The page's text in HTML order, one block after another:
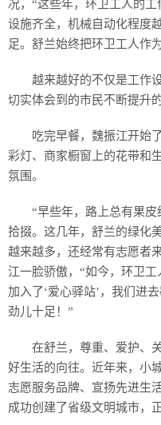
况，“这些年，环卫工人的
设施齐全，机械自动化程度
足。舒兰始终把环卫工人作
越来越好的不仅是工作
切实体会到的市民不断提升
吃完早餐，魏振江开始
彩灯、商家橱窗上的花带和
氛围。
“早些年，路上总有果
拾掇。这几年，舒兰的绿化
越来越多，还经常有志愿者
江一脸骄傲，“如今，环卫
加入了‘爱心驿站’，我们进
劲儿十足！”
在舒兰，尊重、爱护、
好生活的向往。近年来，小
志愿服务品牌、宣扬先进生
成功创建了省级文明城市，